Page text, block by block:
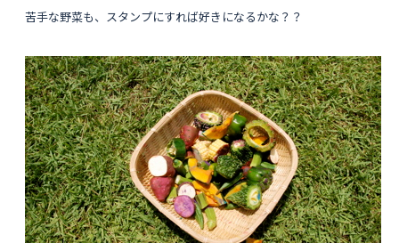
苦手な野菜も、スタンプにすれば好きになるかな？？